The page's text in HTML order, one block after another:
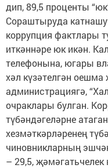
дип, 89,5 проценты
Сораштыруда
коррупция фактлары
иткәннәре юк икән.
телефонына, югары
хәл күзәтелгән оешма
администрациягә,
очраклары булган.
түбәндәгеләрне
хезмәткәрләренең
чиновникларның
– 29,5, җәмәгатьчелек